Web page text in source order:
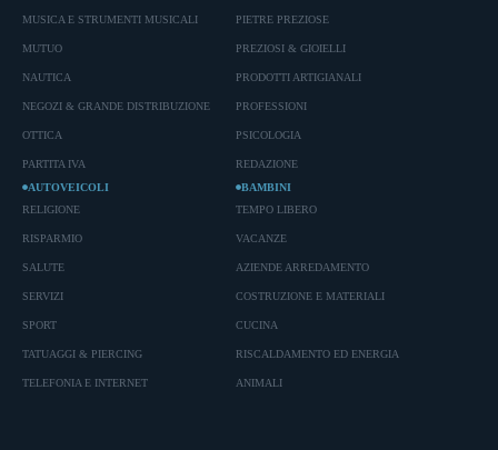
MUSICA E STRUMENTI MUSICALI
MUTUO
NAUTICA
NEGOZI & GRANDE DISTRIBUZIONE
OTTICA
PARTITA IVA
PIETRE PREZIOSE
PREZIOSI & GIOIELLI
PRODOTTI ARTIGIANALI
PROFESSIONI
PSICOLOGIA
REDAZIONE
AUTOVEICOLI
RELIGIONE
RISPARMIO
SALUTE
SERVIZI
SPORT
TATUAGGI & PIERCING
TELEFONIA E INTERNET
BAMBINI
TEMPO LIBERO
VACANZE
AZIENDE ARREDAMENTO
COSTRUZIONE E MATERIALI
CUCINA
RISCALDAMENTO ED ENERGIA
ANIMALI